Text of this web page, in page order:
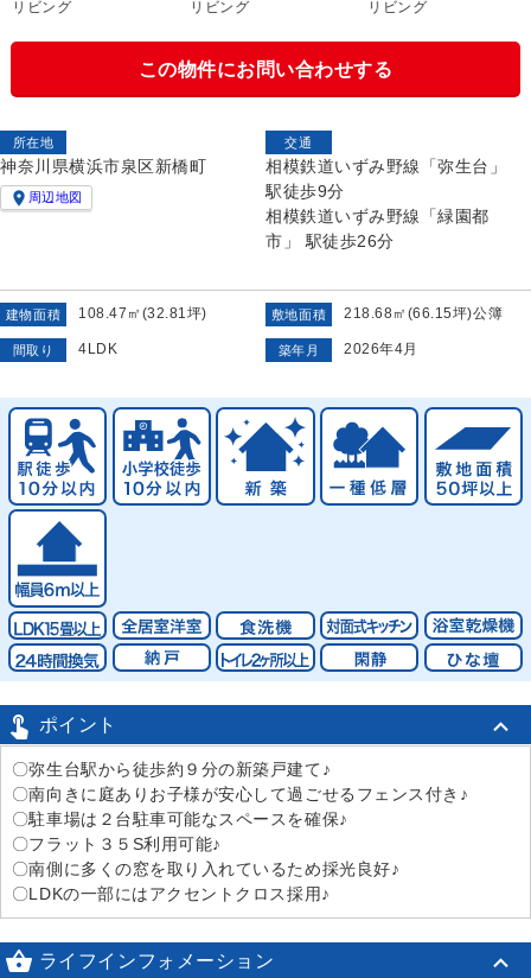
リビング リビング リビング
この物件にお問い合わせする
所在地
神奈川県横浜市泉区新橋町
 周辺地図
交通
相模鉄道いずみ野線「弥生台」
駅徒歩9分
相模鉄道いずみ野線「緑園都
市」 駅徒歩26分
建物面積 108.47㎡(32.81坪) 敷地面積 218.68㎡(66.15坪)公簿
間取り 4LDK 築年月 2026年4月
 ポイント
〇弥生台駅から徒歩約９分の新築戸建て♪
〇南向きに庭ありお子様が安心して過ごせるフェンス付き♪
〇駐車場は２台駐車可能なスペースを確保♪
〇フラット３５S利用可能♪
〇南側に多くの窓を取り入れているため採光良好♪
〇LDKの一部にはアクセントクロス採用♪
 ライフインフォメーション